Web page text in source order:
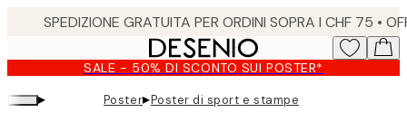
content.
SALE - 50% DI SCONTO SUI POSTER*
▸ Poster▸Poster di sport e stampe